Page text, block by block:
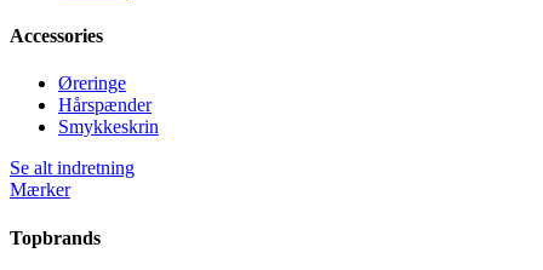
Accessories
Øreringe
Hårspænder
Smykkeskrin
Se alt indretning
Mærker
Topbrands